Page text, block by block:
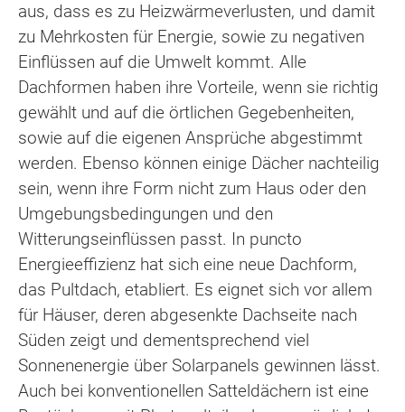
aus, dass es zu Heizwärmeverlusten, und damit
zu Mehrkosten für Energie, sowie zu negativen
Einflüssen auf die Umwelt kommt. Alle
Dachformen haben ihre Vorteile, wenn sie richtig
gewählt und auf die örtlichen Gegebenheiten,
sowie auf die eigenen Ansprüche abgestimmt
werden. Ebenso können einige Dächer nachteilig
sein, wenn ihre Form nicht zum Haus oder den
Umgebungsbedingungen und den
Witterungseinflüssen passt. In puncto
Energieeffizienz hat sich eine neue Dachform,
das Pultdach, etabliert. Es eignet sich vor allem
für Häuser, deren abgesenkte Dachseite nach
Süden zeigt und dementsprechend viel
Sonnenenergie über Solarpanels gewinnen lässt.
Auch bei konventionellen Satteldächern ist eine